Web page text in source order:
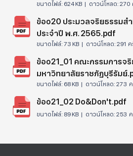
ขนาดไฟล์: 624 KB | ดาวน์โหลด: 270
ข้อo20 ประมวลจริยธรรมส
ประจำปี พ.ศ. 2565.pdf
ขนาดไฟล์: 73 KB | ดาวน์โหลด: 291 ค
ข้อo21_01 คณะกรรมการจ
มหาวิทยาลัยราชภัฏบุรีรัมย์
ขนาดไฟล์: 68 KB | ดาวน์โหลด: 273 ค
ข้อo21_02 Do&Don't.pdf
ขนาดไฟล์: 89 KB | ดาวน์โหลด: 253 ค